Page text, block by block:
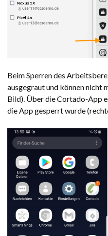
Beim Sperren des
ausgegraut und können nicht
Bild). Über die Cortado-App
die App gesperrt wurde